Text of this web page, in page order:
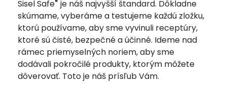
Sisel Safe je náš najvyšší štandard. Dôkladne
skúmame, vyberáme a testujeme každú zložku,
ktorú používame, aby sme vyvinuli receptúry,
ktoré sú čisté, bezpečné a účinné. Ideme nad
rámec priemyselných noriem, aby sme
dodávali pokročilé produkty, ktorým môžete
dôverovať. Toto je náš prísľub Vám.